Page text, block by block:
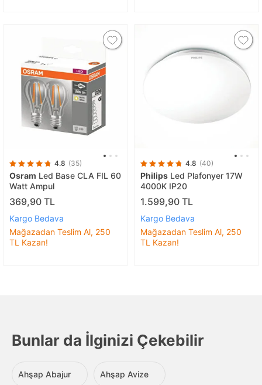
4.8 (35)
Osram Led Base CLA FIL 60
Watt Ampul
369,90 TL
Kargo Bedava
Mağazadan Teslim Al, 250
TL Kazan!
4.8 (40)
Philips Led Plafonyer 17W
4000K IP20
1.599,90 TL
Kargo Bedava
Mağazadan Teslim Al, 250
TL Kazan!
Bunlar da İlginizi Çekebilir
Ahşap Abajur Ahşap Avize